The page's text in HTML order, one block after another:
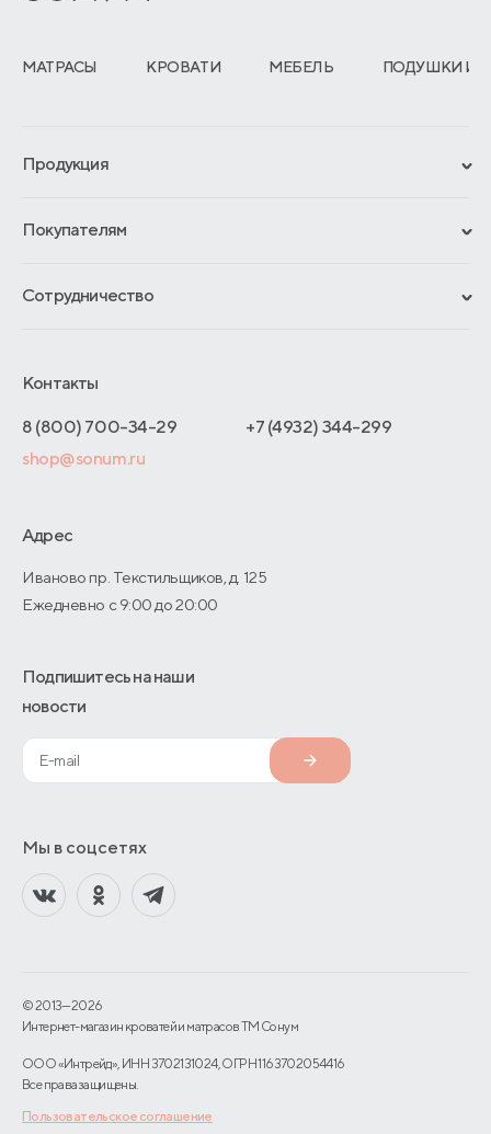
МАТРАСЫ КРОВАТИ МЕБЕЛЬ ПОДУШКИ И
Продукция
Гарантии
Отзывы покупателей
Покупателям
Обмен и возврат
Как оформить заказ
Адреса магазинов
Договор-оферты
Сотрудничество
Отельерам
Оптовые продажи
О производстве
Контакты
8 (800) 700-34-29
+7 (4932) 344-299
shop@sonum.ru
Адрес
Иваново пр. Текстильщиков, д. 125
Ежедневно с 9:00 до 20:00
Подпишитесь на наши
новости
Мы в соцсетях
© 2013—2026
Интернет-магазин кроватей и матрасов TM Сонум
ООО «Интрейд», ИНН 3702131024, ОГРН 1163702054416
Все права защищены.
Пользовательское соглашение